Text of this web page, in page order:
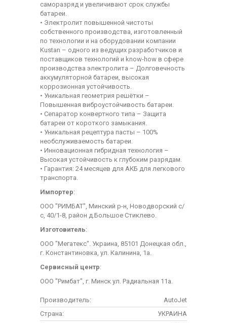
саморазряд и увеличивают срок службы
батареи.
• Электролит повышенной чистоты
собственного производства, изготовленный
по технологии и на оборудовании компании
Kustan – одного из ведущих разработчиков и
поставщиков технологий и know-how в сфере
производства электролита – Долговечность
аккумуляторной батареи, высокая
коррозионная устойчивость.
• Уникальная геометрия решётки –
Повышенная виброустойчивость батареи.
• Сепаратор конвертного типа – Защита
батареи от короткого замыкания.
• Уникальная рецептура пасты – 100%
необслуживаемость батареи.
• Инновационная гибридная технология –
Высокая устойчивость к глубоким разрядам.
• Гарантия: 24 месяцев для АКБ для легкового
транспорта.
Импортер:
ООО "РИМБАТ", Минский р-н, Новодворский с/
с, 40/1-8, район д.Большое Стиклево.
Изготовитель:
ООО "Мегатекс". Украина, 85101 Донецкая обл.,
г. Константиновка, ул. Калинина, 1а.
Сервисный центр:
ООО "Римбат", г. Минск ул. Радиальная 11а.
Производитель:
AutoJet
Страна:
УКРАИНА